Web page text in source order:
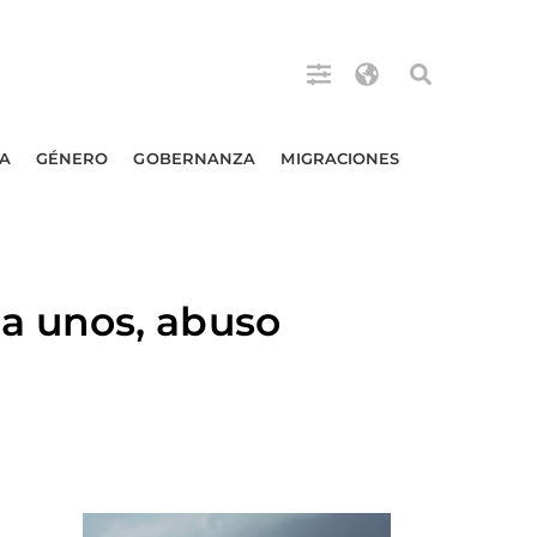
GÉNERO GOBERNANZA MIGRACIONES
unos, abuso